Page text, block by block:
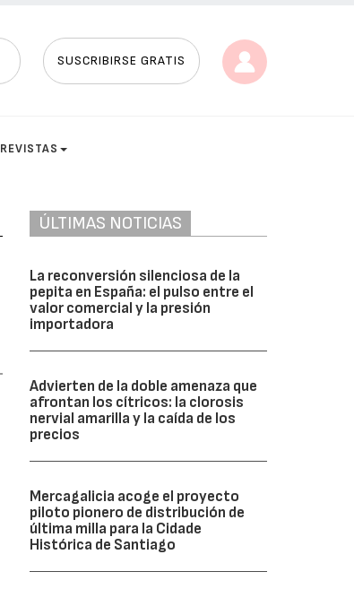
SUSCRIBIRSE GRATIS
REVISTAS
ÚLTIMAS NOTICIAS
La reconversión silenciosa de la
pepita en España: el pulso entre el
valor comercial y la presión
importadora
Advierten de la doble amenaza que
afrontan los cítricos: la clorosis
nervial amarilla y la caída de los
precios
Mercagalicia acoge el proyecto
piloto pionero de distribución de
última milla para la Cidade
Histórica de Santiago